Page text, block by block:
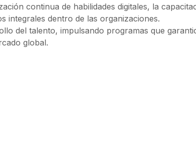
continua de habilidades digitales, la
integrales dentro de las organizaciones.
del talento, impulsando programas que
global.